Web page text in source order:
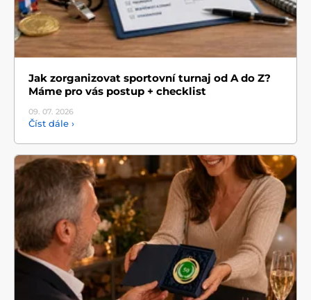
Jak zorganizovat sportovní turnaj od A do Z?
Máme pro vás postup + checklist
09. 07. 2026
Číst dále ›